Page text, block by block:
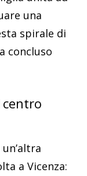
una
spirale di
concluso
a Vicenza: